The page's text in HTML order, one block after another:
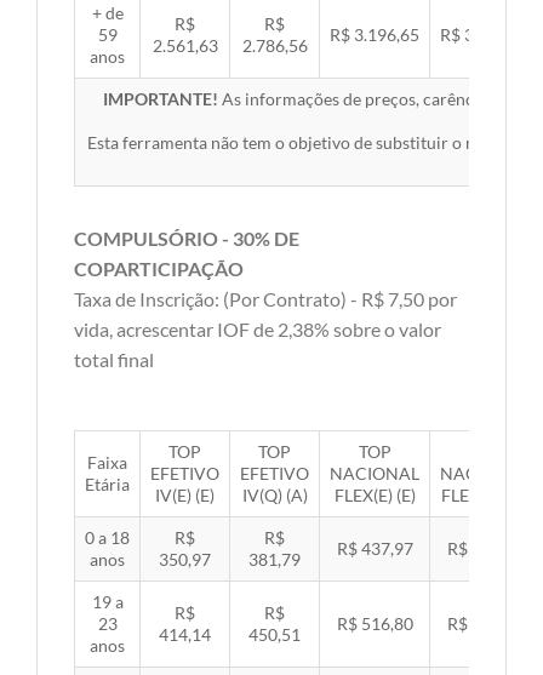
+ de
59
anos
R$
2.561,63
R$
2.786,56
R$ 3.196,65 R$ 3.294,10
IMPORTANTE! As informações de preços, carências,
Esta ferramenta não tem o objetivo de substituir o material
COMPULSÓRIO - 30% DE
COPARTICIPAÇÃO
Taxa de Inscrição: (Por Contrato) - R$ 7,50 por
vida, acrescentar IOF de 2,38% sobre o valor
total final
Faixa
Etária
TOP
EFETIVO
IV(E) (E)
TOP
EFETIVO
IV(Q) (A)
TOP
NACIONAL
FLEX(E) (E)
NACIONAL
FLEX(Q) (A)
0 a 18
anos
R$
350,97
R$
381,79
R$ 437,97 R$ 451,33
19 a
23
anos
R$
414,14
R$
450,51
R$ 516,80 R$ 532,57